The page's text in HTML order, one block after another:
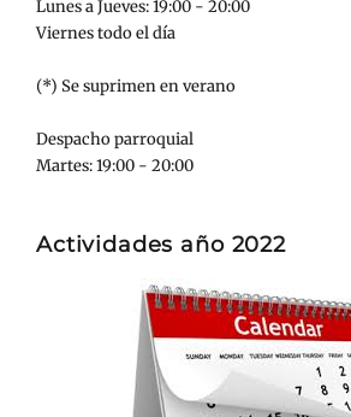
Lunes a Jueves: 19:00 - 20:00
Viernes todo el día
(*) Se suprimen en verano
Despacho parroquial
Martes: 19:00 - 20:00
Actividades año 2022